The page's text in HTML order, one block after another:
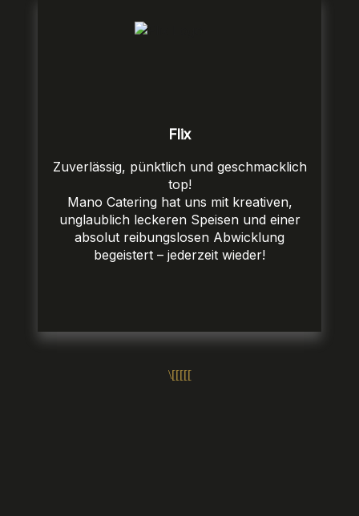
Flix
Zuverlässig, pünktlich und geschmacklich
top!
Mano Catering hat uns mit kreativen,
unglaublich leckeren Speisen und einer
absolut reibungslosen Abwicklung
begeistert – jederzeit wieder!